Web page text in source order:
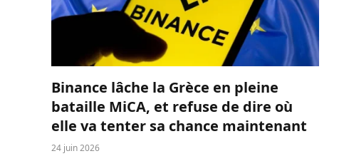
Binance lâche la Grèce en pleine
bataille MiCA, et refuse de dire où
elle va tenter sa chance maintenant
24 juin 2026